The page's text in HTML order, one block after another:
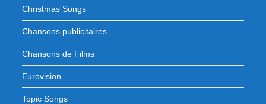
Christmas Songs
Chansons publicitaires
Chansons de Films
Eurovision
Topic Songs